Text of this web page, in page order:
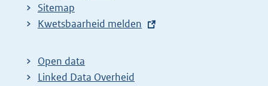
Sitemap
E
t
e
Kwetsbaarheid melden
Open data
Linked Data Overheid